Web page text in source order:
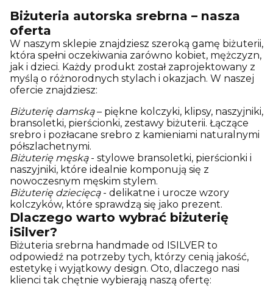
Biżuteria autorska srebrna – nasza
oferta
W naszym sklepie znajdziesz szeroką gamę biżuterii,
która spełni oczekiwania zarówno kobiet, mężczyzn,
jak i dzieci. Każdy produkt został zaprojektowany z
myślą o różnorodnych stylach i okazjach. W naszej
ofercie znajdziesz:
Biżuterię damską– piękne kolczyki, klipsy, naszyjniki,
bransoletki, pierścionki, zestawy biżuterii. Łączące
srebro i pozłacane srebro z kamieniami naturalnymi
półszlachetnymi.
Biżuterię męską- stylowe bransoletki, pierścionki i
naszyjniki, które idealnie komponują się z
nowoczesnym męskim stylem.
Biżuterię dziecięcą - delikatne i urocze wzory
kolczyków, które sprawdzą się jako prezent.
Dlaczego warto wybrać biżuterię
iSilver?
Biżuteria srebrna handmade od ISILVER to
odpowiedź na potrzeby tych, którzy cenią jakość,
estetykę i wyjątkowy design. Oto, dlaczego nasi
klienci tak chętnie wybierają naszą ofertę: